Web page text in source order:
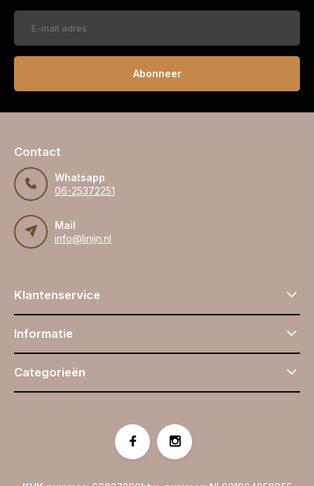
Abonneer
Contact
Whatsapp
06-25372251
Mail
info@linijn.nl
Klantenservice
Informatie
Categorieën